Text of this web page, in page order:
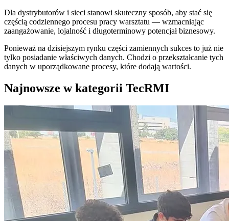
Dla dystrybutorów i sieci stanowi skuteczny sposób, aby stać się
częścią codziennego procesu pracy warsztatu — wzmacniając
zaangażowanie, lojalność i długoterminowy potencjał biznesowy.
Ponieważ na dzisiejszym rynku części zamiennych sukces to już nie
tylko posiadanie właściwych danych. Chodzi o przekształcanie tych
danych w uporządkowane procesy, które dodają wartości.
Najnowsze w kategorii TecRMI